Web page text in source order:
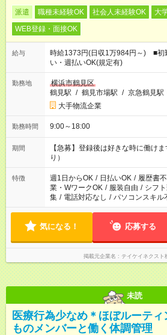
派遣 職種未経験OK 社会人未経験OK 大
WEB登録・面接OK
給与
時給1373円(日収1万984円～) ■
い・週払いOK(規定有)
勤務地
横浜市鶴見区
鶴見駅 / 鶴見市場駅 / 京急鶴見駅
大手物流企業
勤務時間 9:00～18:00
期間
【急募】登録後は好きな時に働け
り）
特徴 週1日からOK / 日払いOK / 履歴書
業・WワークOK / 服装自由 / シフ
集 / 電話対応なし / パソコンスキル
気になる！ 応募する
掲載元企業名 テイケイネクスト
未読
医療行為少なめ＊ほぼルーテ
ものメンバーと働く体調管理